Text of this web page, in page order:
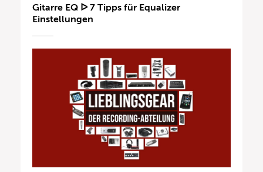
Gitarre EQ ᐅ 7 Tipps für Equalizer
Einstellungen